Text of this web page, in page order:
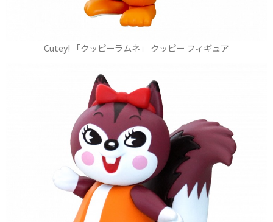
Cutey! 「クッピーラムネ」 クッピー フィギュア